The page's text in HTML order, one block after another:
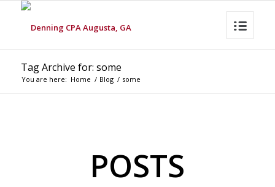
Tag Archive for: some
You are here: Home / Blog / some
POSTS